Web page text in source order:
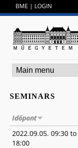
BME | LOGIN
SEMINARS
Időpont
2022.09.05. 09:30 to
18:00